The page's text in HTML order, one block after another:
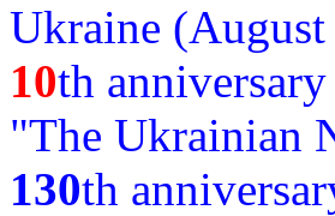
Ukraine
10th
"The Ukrainian
130th